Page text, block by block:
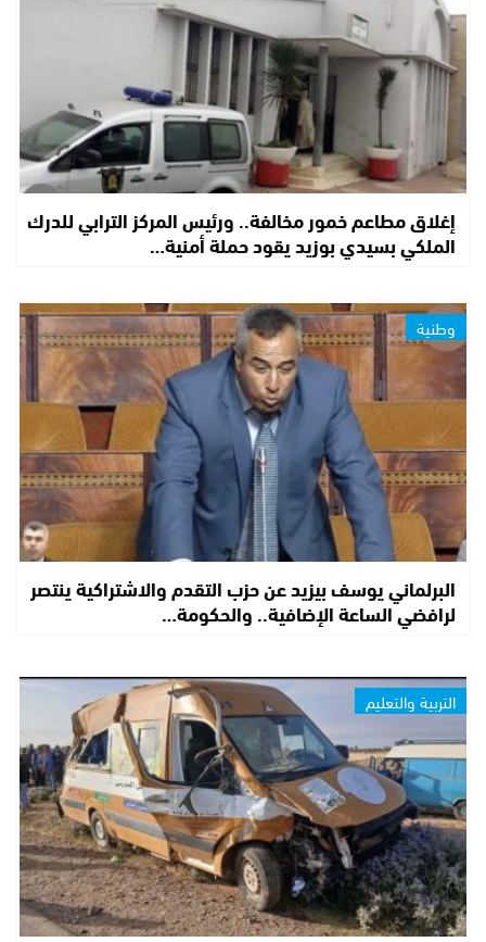
إغلاق مطاعم خمور مخالفة.. ورئيس المركز الترابي للدرك
الملكي بسيدي بوزيد يقود حملة أمنية…
وطنية
البرلماني يوسف بيزيد عن حزب التقدم والاشتراكية ينتصر
لرافضي الساعة الإضافية.. والحكومة…
التربية والتعليم